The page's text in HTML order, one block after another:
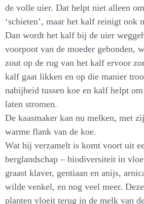
de volle uier. Dat helpt niet alleen
‘schieten’, maar het kalf reinigt ook
Dan wordt het kalf bij de uier
voorpoot van de moeder gebonden,
zout op de rug van het kalf ervoor
kalf gaat likken en op die manier
nabijheid tussen koe en kalf helpt
laten stromen.
De kaasmaker kan nu melken, met
warme flank van de koe.
Wat hij verzamelt is komt voort uit
berglandschap – biodiversiteit in
graast klaver, gentiaan en anijs,
wilde venkel, en nog veel meer.
planten vloeit terug in de melk van